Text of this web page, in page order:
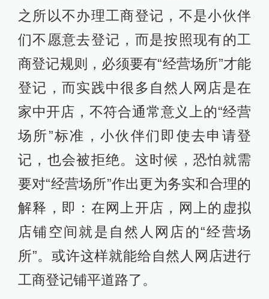
之所以不办理工商登记，不是小伙伴
们不愿意去登记，而是按照现有的工
商登记规则，必须要有“经营场所”才能
登记，而实践中很多自然人网店是在
家中开店，不符合通常意义上的“经营
场所”标准，小伙伴们即使去申请登
记，也会被拒绝。这时候，恐怕就需
要对“经营场所”作出更为务实和合理的
解释，即：在网上开店，网上的虚拟
店铺空间就是自然人网店的“经营场
所”。或许这样就能给自然人网店进行
工商登记铺平道路了。